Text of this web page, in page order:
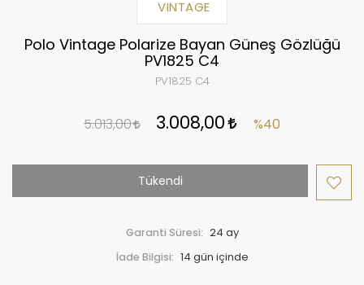
VINTAGE
Polo Vintage Polarize Bayan Güneş Gözlüğü
PV1825 C4
PV1825 C4
5.013,00 3.008,00 %40
Tükendi
Garanti Süresi: 24 ay
İade Bilgisi: